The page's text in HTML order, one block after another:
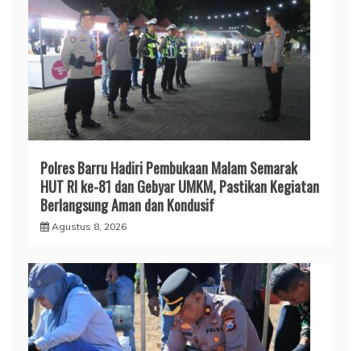
Polres Barru Hadiri Pembukaan Malam Semarak
HUT RI ke-81 dan Gebyar UMKM, Pastikan Kegiatan
Berlangsung Aman dan Kondusif
Agustus 8, 2026